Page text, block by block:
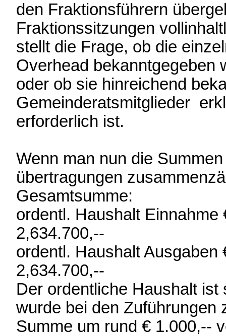
den Fraktionsführern
Fraktionssitzungen
stellt die Frage, ob die
Overhead
oder ob sie hinreichend
Gemeinderatsmitglieder
erforderlich ist.
Wenn man nun die
übertragungen
Gesamtsumme:
ordentl. Haushalt
2,634.700,--
ordentl. Haushalt
2,634.700,--
Der ordentliche Haushalt
wurde bei den Zuführungen
Summe um rund € 1.000,--